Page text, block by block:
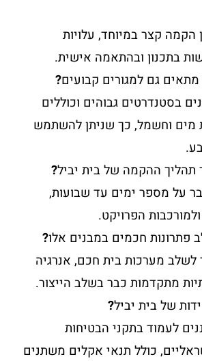
הקמה קצר במיוחד, עלויות
בתכנון ובהתאמה אישית.
גם למגורים קבועים?
בסטנדרטים גבוהים וכוללים
מים וחשמל, כך שניתן להשתמש
תהליך ההקמה של בית יביל?
על מספר ימים עד שבועות,
הפרויקט.
פתרונות חכמים במבנים אלו?
מערכות בית חכם, אנרגיה
מתקדמות כבר בשלב הייצור.
של בית יביל?
לעמוד בתקני הבטיחות
כולל תנאי אקלים משתנים